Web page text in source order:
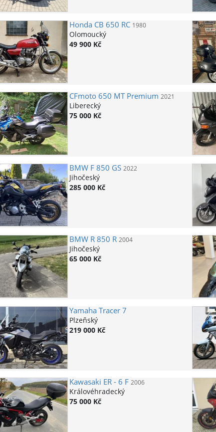
Honda CB 650 RC 1980
Olomoucký
49 900 Kč
CFmoto 650 MT Premium 2021
Liberecký
75 000 Kč
BMW F 850 GS 2022
Jihočeský
285 000 Kč
BMW R 850 R 2004
Jihočeský
65 000 Kč
YamahaTracer 7
Plzeňský
219 000 Kč
Kawasaki ER - 6 F 2006
Královéhradecký
75 000 Kč